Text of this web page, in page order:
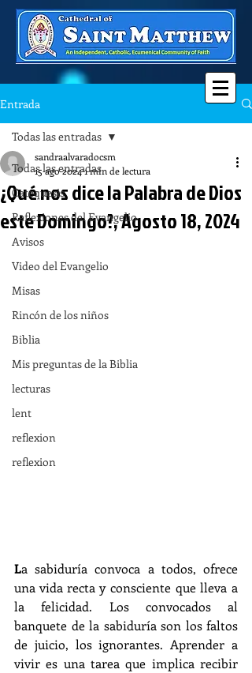
Entrada
Todas las entradas
Catequesis
Reflexiones del Evangelio
Avisos
Video del Evangelio
Misas
Rincón de los niños
Biblia
Mis preguntas de la Biblia
lecturas
lent
reflexion
reflexion
Todas las entradas
¿Qué nos dice la Palabra de Dios
este Domingo?, Agosto 18, 2024
sandraalvaradocsm
15 ago 20241 min de lectura
La sabiduría convoca a todos, ofrece
una vida recta y consciente que lleva a
la felicidad. Los convocados al
banquete de la sabiduría son los faltos
de juicio, los ignorantes. Aprender a
vivir es una tarea que implica recibir